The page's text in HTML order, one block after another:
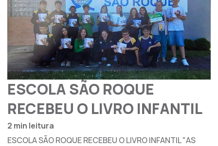
ESCOLA SÃO ROQUE
RECEBEU O LIVRO INFANTIL
2 min leitura
ESCOLA SÃO ROQUE RECEBEU O LIVRO INFANTIL "AS